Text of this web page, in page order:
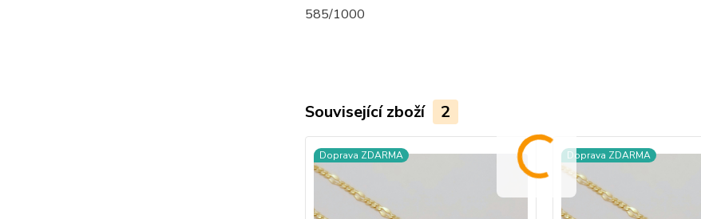
585/1000
Související zboží 2
Doprava ZDARMA Doprava ZDARMA